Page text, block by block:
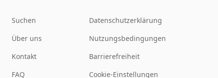
Suchen
Über uns
Kontakt
FAQ
Datenschutzerklärung
Nutzungsbedingungen
Barrierefreiheit
Cookie-Einstellungen